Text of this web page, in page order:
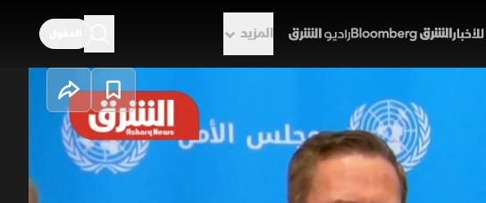
المزيد
لمحاسبة إيران على